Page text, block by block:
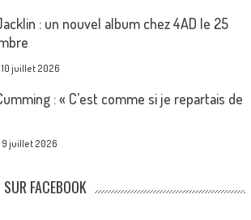
: un nouvel album chez 4AD le 25
10 juillet 2026
: « C’est comme si je repartais de
9 juillet 2026
FACEBOOK